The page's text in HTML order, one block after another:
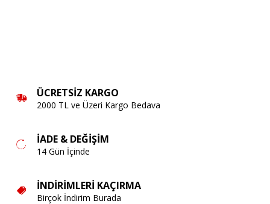
ÜCRETSIZ KARGO
2000 TL ve Üzeri Kargo Bedava
İADE & DEĞIŞIM
14 Gün İçinde
İNDIRIMLERI KAÇIRMA
Birçok İndirim Burada